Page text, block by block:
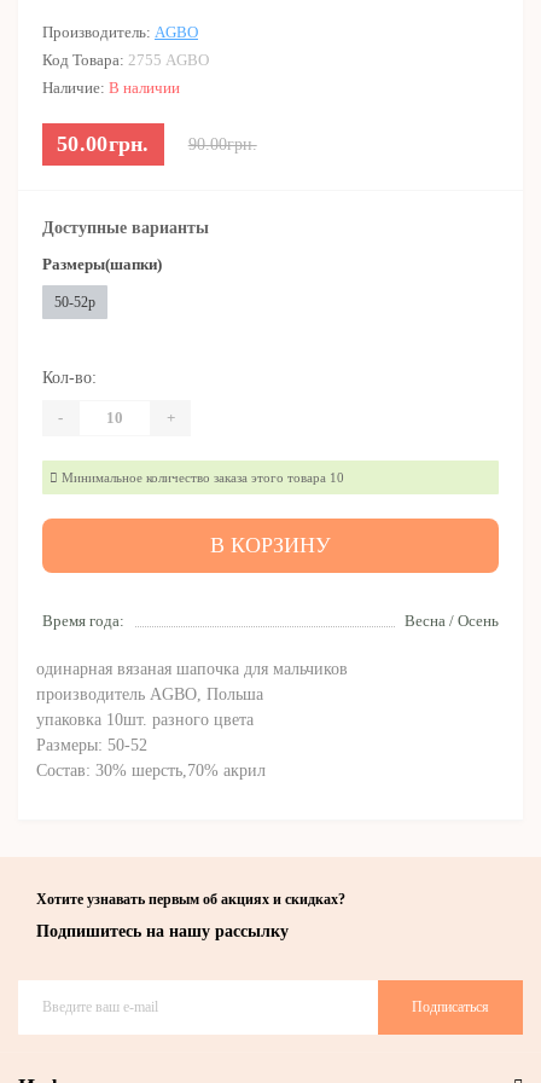
Производитель: AGBO
Код Товара: 2755 AGBO
Наличие: В наличии
50.00грн. 90.00грн.
Время года: Весна / Осень
одинарная вязаная шапочка для мальчиков
производитель AGBO, Польша
упаковка 10шт. разного цвета
Размеры: 50-52
Состав: 30% шерсть,70% акрил
Доступные варианты
Размеры(шапки)
50-52р
Кол-во:
- +
Минимальное количество заказа этого товара 10
В КОРЗИНУ
Хотите узнавать первым об акциях и скидках?
Подпишитесь на нашу рассылку
Подписаться